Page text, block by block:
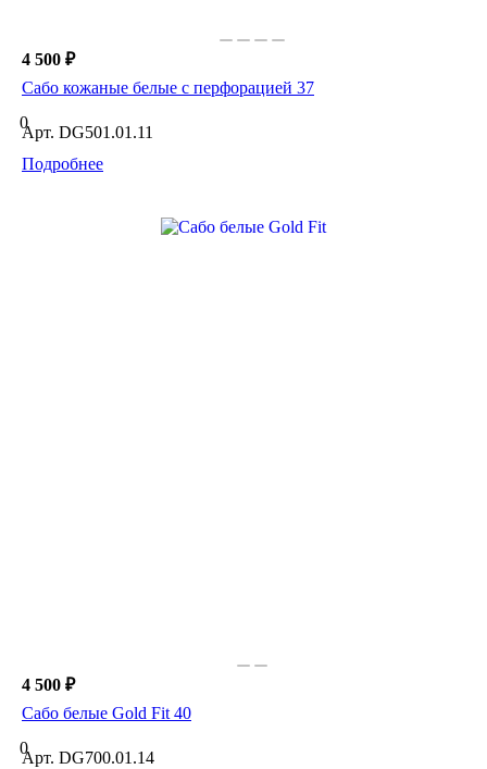
4 500 ₽
Сабо кожаные белые с перфорацией 37
0
Арт. DG501.01.11
Подробнее
4 500 ₽
Сабо белые Gold Fit 40
0
Арт. DG700.01.14